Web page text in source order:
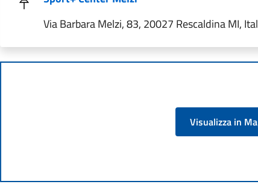
Via Barbara Melzi, 83, 20027 Rescaldina MI,
Visualizza in